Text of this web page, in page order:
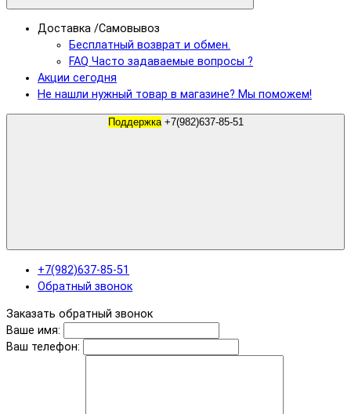
Доставка /Самовывоз
Бесплатный возврат и обмен.
FAQ Часто задаваемые вопросы ?
Акции сегодня
Не нашли нужный товар в магазине? Мы поможем!
Поддержка +7(982)637-85-51
+7(982)637-85-51
Обратный звонок
Заказать обратный звонок
Ваше имя:
Ваш телефон: